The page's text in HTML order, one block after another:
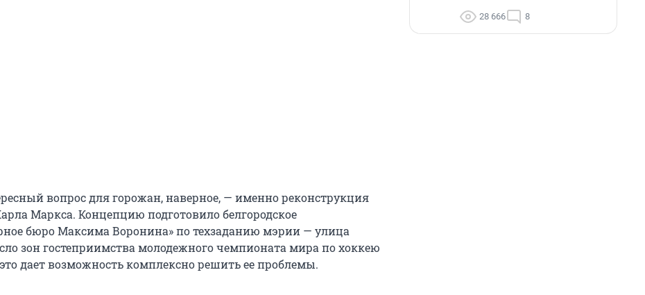
вопрос для горожан, наверное, — именно реконструкция
Маркса. Концепцию подготовило белгородское
бюро Максима Воронина» по техзаданию мэрии — улица
зон гостеприимства молодежного чемпионата мира по хоккею
это дает возможность комплексно решить ее проблемы.
28 666 8